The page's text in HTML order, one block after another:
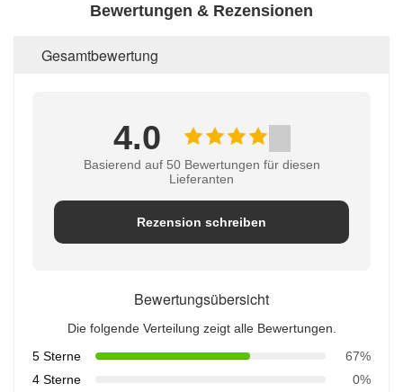
Bewertungen & Rezensionen
Gesamtbewertung
4.0
Basierend auf 50 Bewertungen für diesen
Lieferanten
Rezension schreiben
Bewertungsübersicht
Die folgende Verteilung zeigt alle Bewertungen.
5 Sterne
67%
4 Sterne
0%